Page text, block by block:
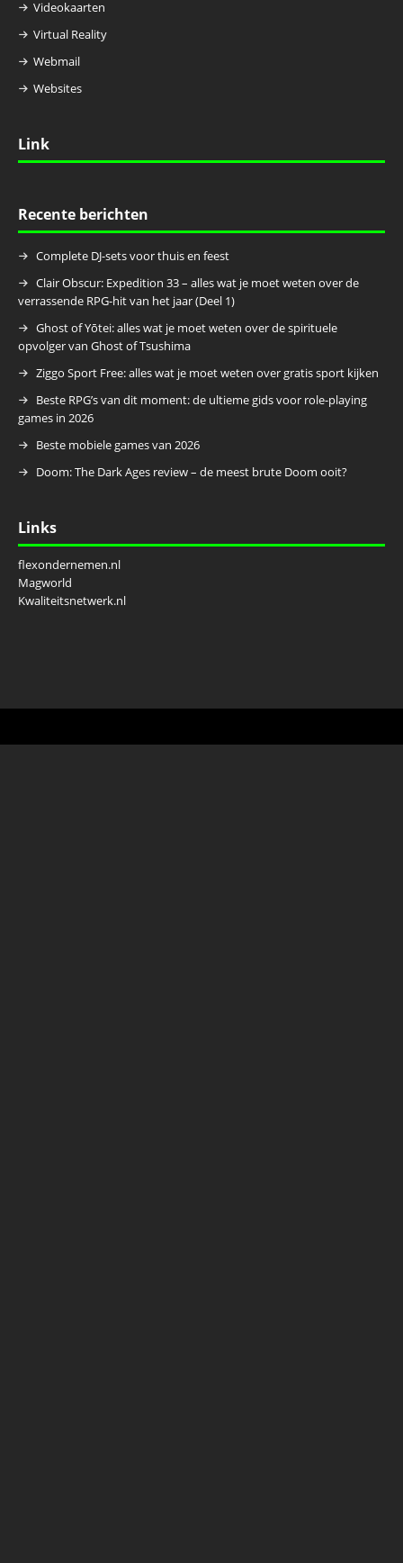
Videokaarten
Virtual Reality
Webmail
Websites
Link
Recente berichten
Complete DJ-sets voor thuis en feest
Clair Obscur: Expedition 33 – alles wat je moet weten over de
verrassende RPG-hit van het jaar (Deel 1)
Ghost of Yōtei: alles wat je moet weten over de spirituele
opvolger van Ghost of Tsushima
Ziggo Sport Free: alles wat je moet weten over gratis sport kijken
Beste RPG’s van dit moment: de ultieme gids voor role-playing
games in 2026
Beste mobiele games van 2026
Doom: The Dark Ages review – de meest brute Doom ooit?
Links
flexondernemen.nl
Magworld
Kwaliteitsnetwerk.nl